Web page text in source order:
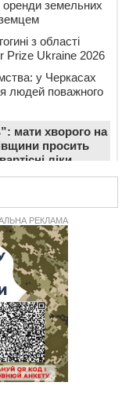
земельних
з області
Prize Ukraine 2026
у Черкасах
людей поважного
мати хворого на
просить
ліки
відділу
за завищеною
двох
дорожню
(ФОТОФАКТ)
світу в
центр
міськради,
РЕКЛАМА